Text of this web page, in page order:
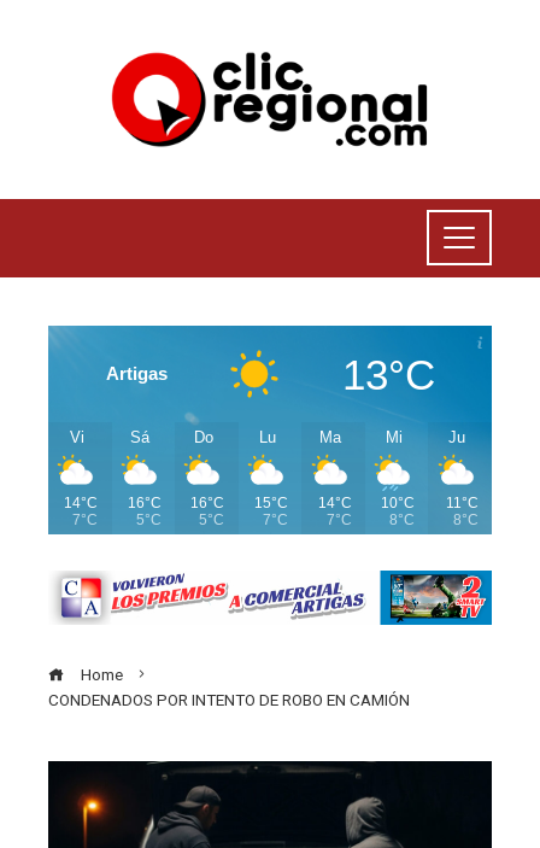
Artigas 13°C
Vi
14°C
7°C
Sá
16°C
5°C
Do
16°C
5°C
Lu
15°C
7°C
Ma
14°C
7°C
Mi
10°C
8°C
Ju
11°C
8°C
Home
CONDENADOS POR INTENTO DE ROBO EN CAMIÓN